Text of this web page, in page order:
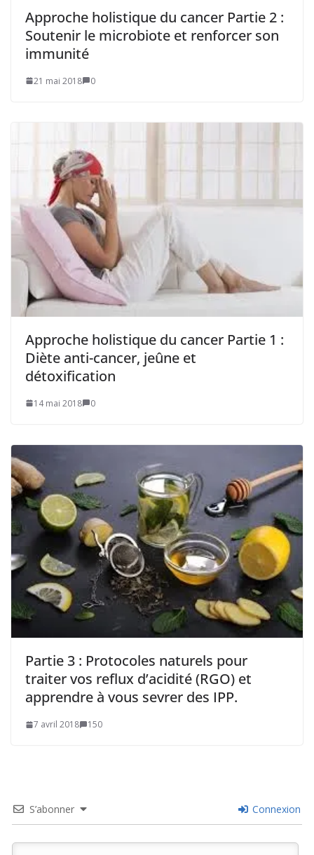
Approche holistique du cancer Partie 2 :
Soutenir le microbiote et renforcer son
immunité
21 mai 2018 0
Approche holistique du cancer Partie 1 :
Diète anti-cancer, jeûne et
détoxification
14 mai 2018 0
Partie 3 : Protocoles naturels pour
traiter vos reflux d’acidité (RGO) et
apprendre à vous sevrer des IPP.
7 avril 2018 150
S’abonner Connexion